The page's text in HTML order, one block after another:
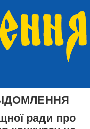
ради про